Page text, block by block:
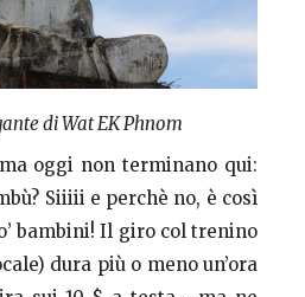
di Wat EK Phnom
oggi non terminano qui:
Siiiii e perchè no, è così
bambini! Il giro col trenino
dura più o meno un’ora